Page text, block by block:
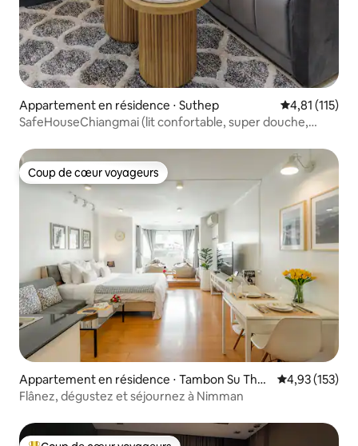
Appartement en résidence ⋅ Suthep Évaluation
4,81 (115)
SafeHouseChiangmai (lit confortable, super douche,
Coup de cœur voyageurs
Coup de cœur voyageurs
Appartement en résidence ⋅ Tambon Su The
p
Évaluation
4,93 (153)
Flânez, dégustez et séjournez à Nimman